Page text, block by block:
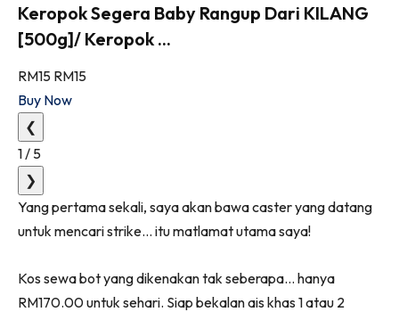
Keropok Segera Baby Rangup Dari KILANG
[500g]/ Keropok ...
RM15 RM15
Buy Now
❮
1 / 5
❯
Yang pertama sekali, saya akan bawa caster yang datang
untuk mencari strike… itu matlamat utama saya!
Kos sewa bot yang dikenakan tak seberapa… hanya
RM170.00 untuk sehari. Siap bekalan ais khas 1 atau 2